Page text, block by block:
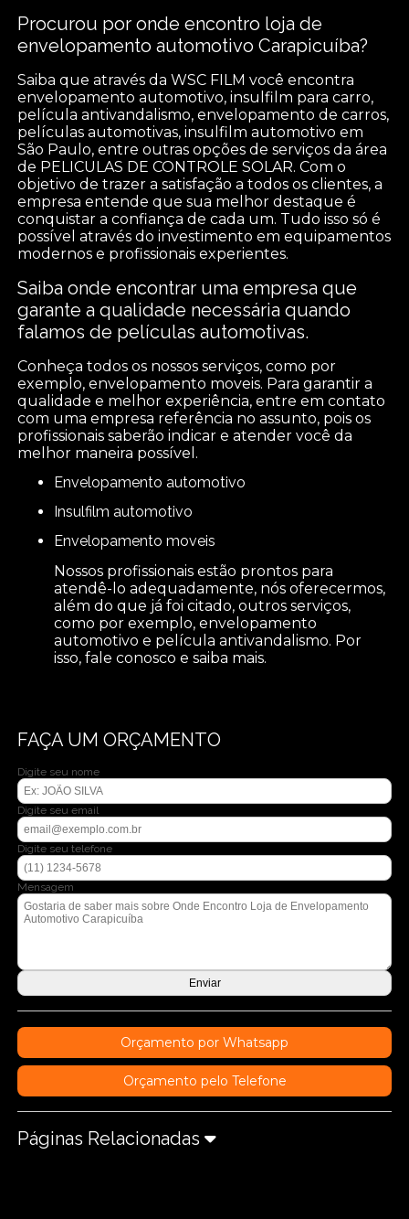
Procurou por onde encontro loja de
envelopamento automotivo Carapicuíba?
Saiba que através da WSC FILM você encontra
envelopamento automotivo, insulfilm para carro,
película antivandalismo, envelopamento de carros,
películas automotivas, insulfilm automotivo em
São Paulo, entre outras opções de serviços da área
de PELICULAS DE CONTROLE SOLAR. Com o
objetivo de trazer a satisfação a todos os clientes, a
empresa entende que sua melhor destaque é
conquistar a confiança de cada um. Tudo isso só é
possível através do investimento em equipamentos
modernos e profissionais experientes.
Saiba onde encontrar uma empresa que
garante a qualidade necessária quando
falamos de películas automotivas.
Conheça todos os nossos serviços, como por
exemplo, envelopamento moveis. Para garantir a
qualidade e melhor experiência, entre em contato
com uma empresa referência no assunto, pois os
profissionais saberão indicar e atender você da
melhor maneira possível.
envelopamento automotivo
insulfilm automotivo
envelopamento moveis
Nossos profissionais estão prontos para
atendê-lo adequadamente, nós oferecermos,
além do que já foi citado, outros serviços,
como por exemplo, envelopamento
automotivo e película antivandalismo. Por
isso, fale conosco e saiba mais.
FAÇA UM ORÇAMENTO
Digite seu nome
Digite seu email
Digite seu telefone
Mensagem
Orçamento por Whatsapp
Orçamento pelo Telefone
Páginas Relacionadas